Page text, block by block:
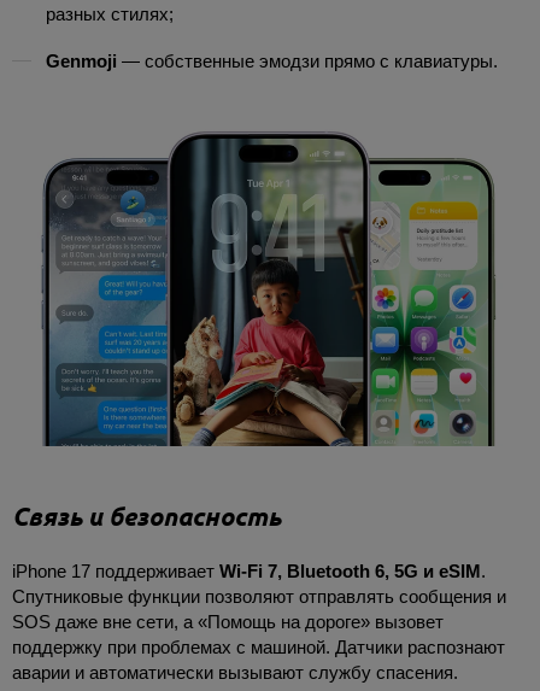
разных стилях;
Genmoji — собственные эмодзи прямо с клавиатуры.
Связь и безопасность
iPhone 17 поддерживает Wi-Fi 7, Bluetooth 6, 5G и eSIM.
Спутниковые функции позволяют отправлять сообщения и
SOS даже вне сети, а «Помощь на дороге» вызовет
поддержку при проблемах с машиной. Датчики распознают
аварии и автоматически вызывают службу спасения.